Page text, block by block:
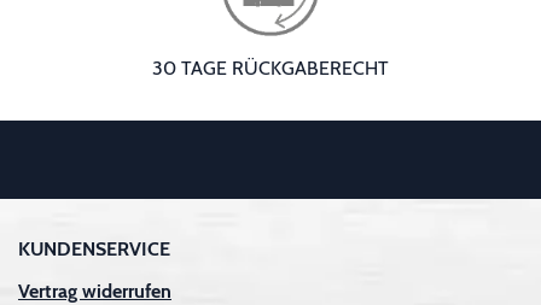
30 TAGE RÜCKGABERECHT
KUNDENSERVICE
Vertrag widerrufen